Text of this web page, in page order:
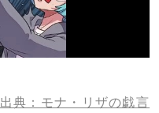
出典：モナ・リザの戯言